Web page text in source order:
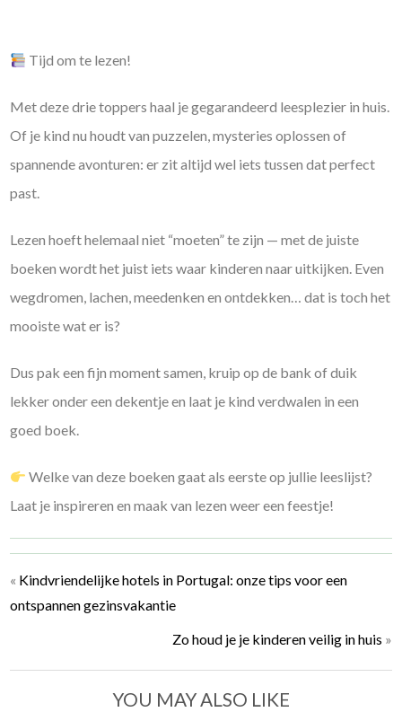
Tijd om te lezen!
Met deze drie toppers haal je gegarandeerd leesplezier in huis.
Of je kind nu houdt van puzzelen, mysteries oplossen of
spannende avonturen: er zit altijd wel iets tussen dat perfect
past.
Lezen hoeft helemaal niet “moeten” te zijn — met de juiste
boeken wordt het juist iets waar kinderen naar uitkijken. Even
wegdromen, lachen, meedenken en ontdekken… dat is toch het
mooiste wat er is?
Dus pak een fijn moment samen, kruip op de bank of duik
lekker onder een dekentje en laat je kind verdwalen in een
goed boek.
Welke van deze boeken gaat als eerste op jullie leeslijst?
Laat je inspireren en maak van lezen weer een feestje!
« Kindvriendelijke hotels in Portugal: onze tips voor een
ontspannen gezinsvakantie
Zo houd je je kinderen veilig in huis »
YOU MAY ALSO LIKE